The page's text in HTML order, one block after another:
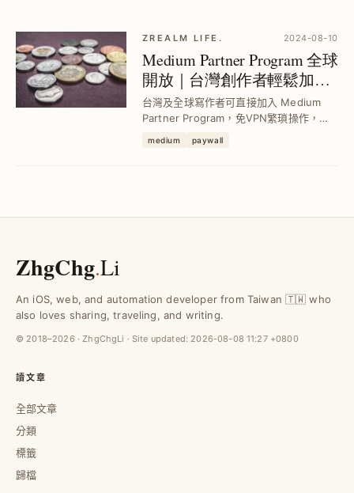
ZREALM LIFE. 2024-08-10
Medium Partner Program 全球
開放｜台灣創作者輕鬆加入
賺取文章收益
台灣及全球寫作者可直接加入 Medium
Partner Program，免VPN繁瑣操作，透
限制問題，實現文章變現與持續創作的雙
medium paywall
ZhgChg.Li
An iOS, web, and automation developer from Taiwan 🇹🇼 who
also loves sharing, traveling, and writing.
© 2018–2026 · ZhgChgLi · Site updated: 2026-08-08 11:27 +0800
讀文章
全部文章
分類
標籤
歸檔